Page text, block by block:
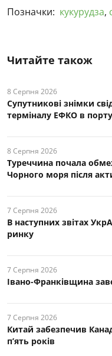
Позначки: кукурудза,
Читайте також
8 Серпня 2026
Супутникові знімки
терміналу ЕФКО в
8 Серпня 2026
Туреччина почала
Чорного моря після
7 Серпня 2026
В наступних звітах
ринку
7 Серпня 2026
Івано-Франківщина
7 Серпня 2026
Китай забезпечив
п’ять років